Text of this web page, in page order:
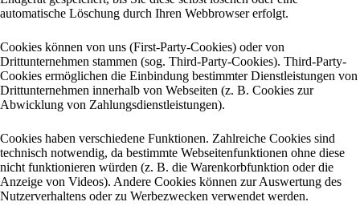
automatische Löschung durch Ihren Webbrowser erfolgt.
Cookies können von uns (First-Party-Cookies) oder von
Drittunternehmen stammen (sog. Third-Party-Cookies). Third-Party-
Cookies ermöglichen die Einbindung bestimmter Dienstleistungen von
Drittunternehmen innerhalb von Webseiten (z. B. Cookies zur
Abwicklung von Zahlungsdienstleistungen).
Cookies haben verschiedene Funktionen. Zahlreiche Cookies sind
technisch notwendig, da bestimmte Webseitenfunktionen ohne diese
nicht funktionieren würden (z. B. die Warenkorbfunktion oder die
Anzeige von Videos). Andere Cookies können zur Auswertung des
Nutzerverhaltens oder zu Werbezwecken verwendet werden.